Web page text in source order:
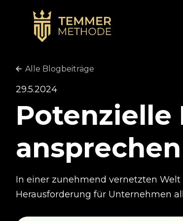
Alle Blogbeiträge
29.5.2024
Potenzielle
In einer zunehmend vernetzten
Herausforderung für Unternehmen